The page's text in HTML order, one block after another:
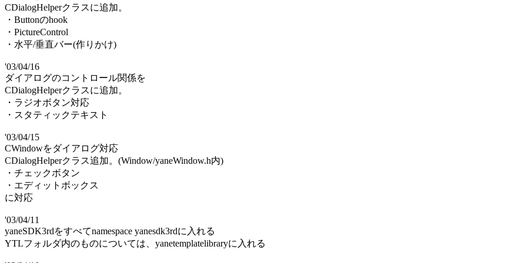
CDialogHelperクラスに追加。
・Buttonのhook
・PictureControl
・水平/垂直バー(作りかけ)
'03/04/16
ダイアログのコントロール関係を
CDialogHelperクラスに追加。
・ラジオボタン対応
・スタティックテキスト
'03/04/15
CWindowをダイアログ対応
CDialogHelperクラス追加。(Window/yaneWindow.h内)
・チェックボタン
・エディットボックス
に対応
'03/04/11
yaneSDK3rdをすべてnamespace yanesdk3rdに入れる
YTLフォルダ内のものについては、yanetemplatelibraryに入れる